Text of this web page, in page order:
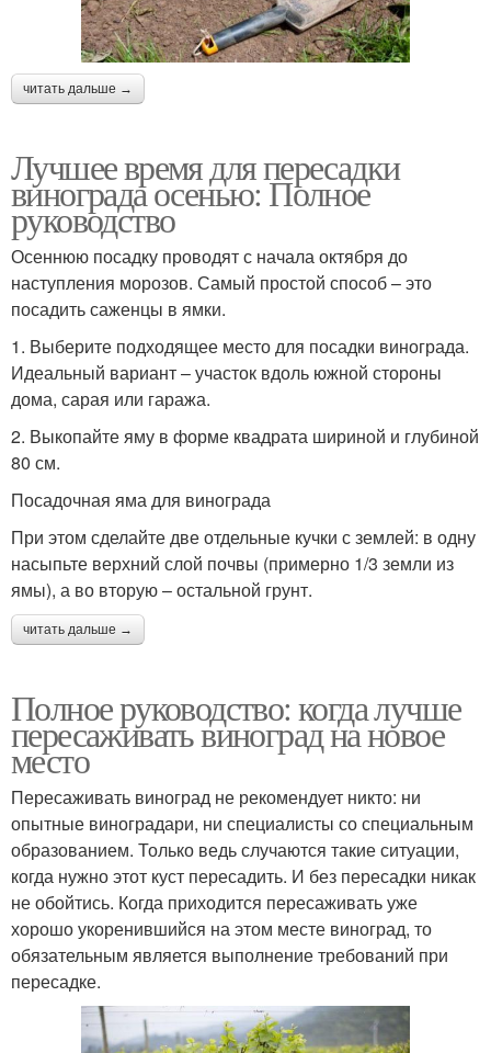
читать дальше →
Лучшее время для пересадки
винограда осенью: Полное
руководство
Осеннюю посадку проводят с начала октября до
наступления морозов. Самый простой способ – это
посадить саженцы в ямки.
1. Выберите подходящее место для посадки винограда.
Идеальный вариант – участок вдоль южной стороны
дома, сарая или гаража.
2. Выкопайте яму в форме квадрата шириной и глубиной
80 см.
Посадочная яма для винограда
При этом сделайте две отдельные кучки с землей: в одну
насыпьте верхний слой почвы (примерно 1/3 земли из
ямы), а во вторую – остальной грунт.
читать дальше →
Полное руководство: когда лучше
пересаживать виноград на новое
место
Пересаживать виноград не рекомендует никто: ни
опытные виноградари, ни специалисты со специальным
образованием. Только ведь случаются такие ситуации,
когда нужно этот куст пересадить. И без пересадки никак
не обойтись. Когда приходится пересаживать уже
хорошо укоренившийся на этом месте виноград, то
обязательным является выполнение требований при
пересадке.